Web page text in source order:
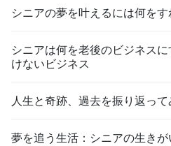
シニアの夢を叶えるには何をす
シニアは何を老後のビジネス
けないビジネス
人生と奇跡、過去を振り返っ
夢を追う生活：シニアの生き